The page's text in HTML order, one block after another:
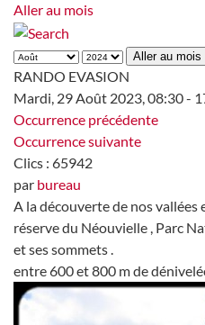
Aller au mois
Aller au mois
RANDO EVASION
Mardi, 29 Août 2023, 08:30 -
Occurrence précédente
Occurrence suivante
Clics : 65942
par bureau
A la découverte de nos vallées
réserve du Néouvielle , Parc
et ses sommets .
entre 600 et 800 m de